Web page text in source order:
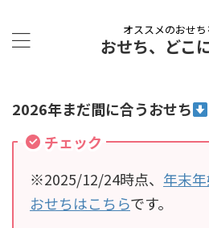
オススメのおせ
おせち、どこ
2026年まだ間に合うおせち
チェック
※2025/12/24時点、 年末
おせちはこちらです。